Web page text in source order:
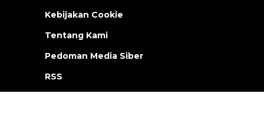
Kebijakan Cookie
Tentang Kami
Pedoman Media Siber
RSS